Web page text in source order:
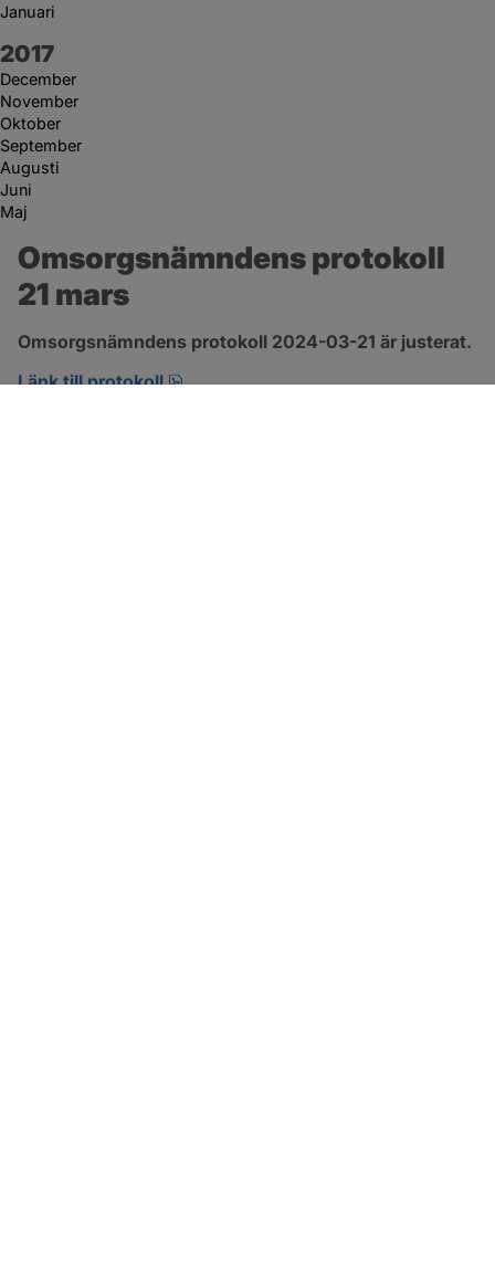
Januari
År:
2017
December
November
Oktober
September
Augusti
Juni
Maj
Omsorgsnämndens protokoll
21 mars
Omsorgsnämndens protokoll 2024-03-21 är justerat.
Länk till protokoll
pdf, 274.2 kB, öppnas i nytt fönster.